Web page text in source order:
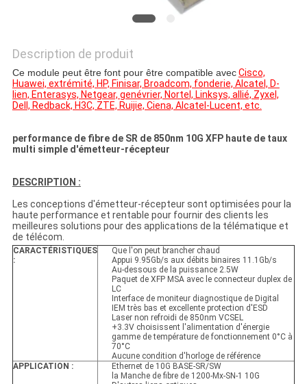
CONFIDENTIALITÉ
Description de produit
Ce module peut être font pour être compatible avecCisco,
Huawei, extrémité, HP, Finisar, Broadcom, fonderie, Alcatel, D-
lien, Enterasys, Netgear, genévrier, Nortel, Linksys, allié, Zyxel,
Dell, Redback, H3C, ZTE, Ruijie, Ciena, Alcatel-Lucent, etc.
performance de fibre de SR de 850nm 10G XFP haute de taux
multi simple d'émetteur-récepteur
DESCRIPTION :
Les conceptions d'émetteur-récepteur sont optimisées pour la
haute performance et rentable pour fournir des clients les
meilleures solutions pour des applications de la télématique et
de télécom.
CARACTÉRISTIQUES
:
Que l'on peut brancher chaud
Appui 9.95Gb/s aux débits binaires 11.1Gb/s
Au-dessous de la puissance 2.5W
Paquet de XFP MSA avec le connecteur duplex de
LC
Interface de moniteur diagnostique de Digital
IEM très bas et excellente protection d'ESD
Laser non refroidi de 850nm VCSEL
+3.3V choisissent l'alimentation d'énergie
gamme de température de fonctionnement 0°C à
70°C
Aucune condition d'horloge de référence
APPLICATION :
Ethernet de 10G BASE-SR/SW
la Manche de fibre de 1200-Mx-SN-1 10G